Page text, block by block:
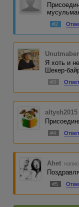
#2
Я хоть и
Шекер-
#3
altysh2015
#4
Ahet
#5